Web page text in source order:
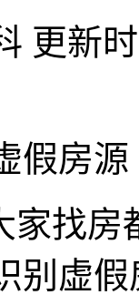
更新
假房源
家找
别虚